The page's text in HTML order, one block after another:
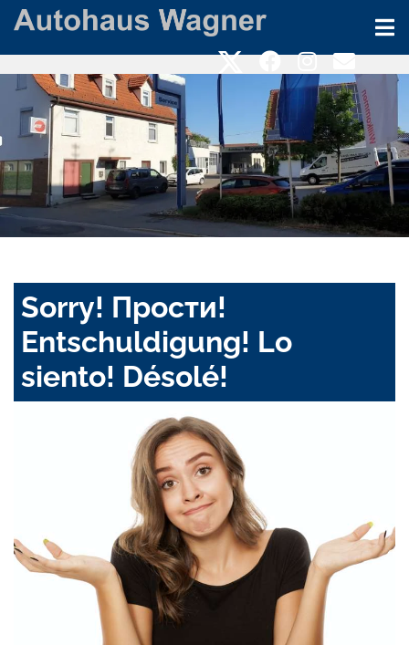
Sorry! Прости!
Entschuldigung! Lo
siento! Désolé!